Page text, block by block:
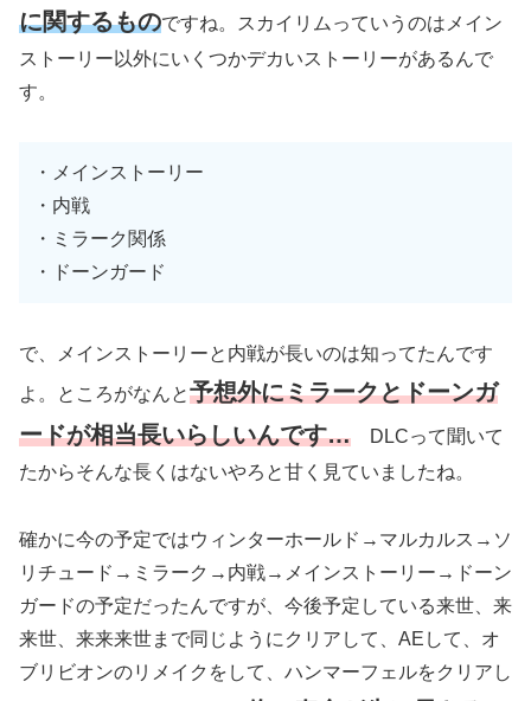
に関するものですね。スカイリムっていうのはメイン
ストーリー以外にいくつかデカいストーリーがあるんで
す。
・メインストーリー
・内戦
・ミラーク関係
・ドーンガード
で、メインストーリーと内戦が長いのは知ってたんです
よ。ところがなんと予想外にミラークとドーンガ
ードが相当長いらしいんです… DLCって聞いて
たからそんな長くはないやろと甘く見ていましたね。
確かに今の予定ではウィンターホールド→マルカルス→ソ
リチュード→ミラーク→内戦→メインストーリー→ドーン
ガードの予定だったんですが、今後予定している来世、来
来世、来来来世まで同じようにクリアして、AEして、オ
ブリビオンのリメイクをして、ハンマーフェルをクリアし